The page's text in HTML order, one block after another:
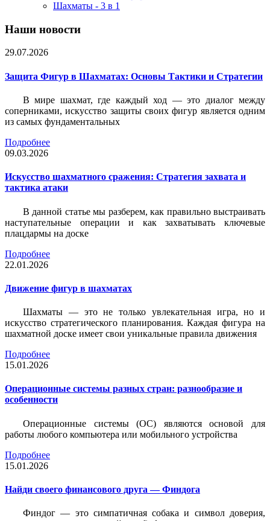
Шахматы - 3 в 1
Наши новости
29.07.2026
Защита Фигур в Шахматах: Основы Тактики и Стратегии
В мире шахмат, где каждый ход — это диалог между
соперниками, искусство защиты своих фигур является одним
из самых фундаментальных
Подробнее
09.03.2026
Искусство шахматного сражения: Стратегия захвата и
тактика атаки
В данной статье мы разберем, как правильно выстраивать
наступательные операции и как захватывать ключевые
плацдармы на доске
Подробнее
22.01.2026
Движение фигур в шахматах
Шахматы — это не только увлекательная игра, но и
искусство стратегического планирования. Каждая фигура на
шахматной доске имеет свои уникальные правила движения
Подробнее
15.01.2026
Операционные системы разных стран: разнообразие и
особенности
Операционные системы (ОС) являются основой для
работы любого компьютера или мобильного устройства
Подробнее
15.01.2026
Найди своего финансового друга — Финдога
Финдог — это симпатичная собака и символ доверия,